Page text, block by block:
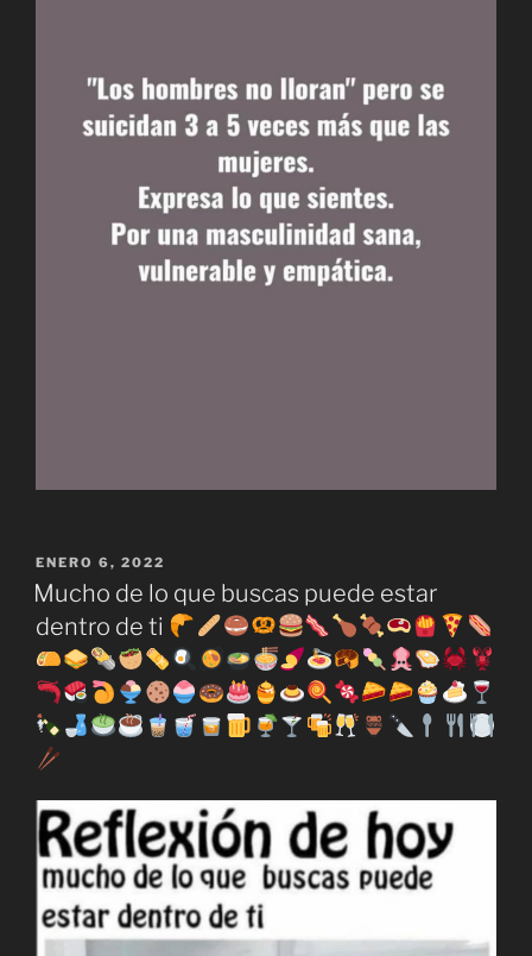
PUBLICADO
EL
ENERO 6, 2022
Mucho de lo que buscas puede estar
dentro de ti